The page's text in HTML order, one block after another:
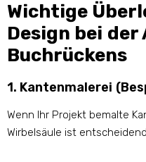
Wichtige
Design bei der
Buchrückens
1. Kantenmalerei
Wenn Ihr Projekt bemalte
Wirbelsäule ist